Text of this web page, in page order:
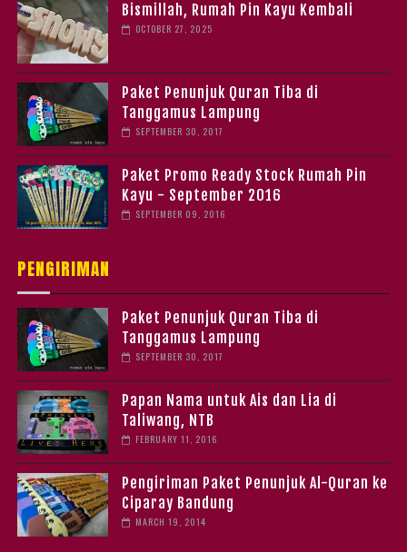
Bismillah, Rumah Pin Kayu Kembali
OCTOBER 27, 2025
Paket Penunjuk Quran Tiba di
Tanggamus Lampung
SEPTEMBER 30, 2017
Paket Promo Ready Stock Rumah Pin
Kayu - September 2016
SEPTEMBER 09, 2016
PENGIRIMAN
Paket Penunjuk Quran Tiba di
Tanggamus Lampung
SEPTEMBER 30, 2017
Papan Nama untuk Ais dan Lia di
Taliwang, NTB
FEBRUARY 11, 2016
Pengiriman Paket Penunjuk Al-Quran ke
Ciparay Bandung
MARCH 19, 2014